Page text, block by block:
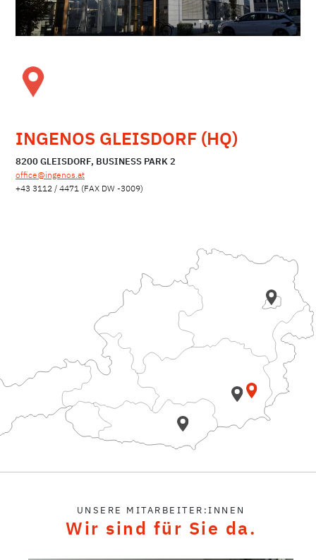
INGENOS GLEISDORF (HQ)
8200 GLEISDORF, BUSINESS PARK 2
office@ingenos.at
+43 3112 / 4471 (FAX DW -3009)
UNSERE MITARBEITER:INNEN
Wir sind für Sie da.